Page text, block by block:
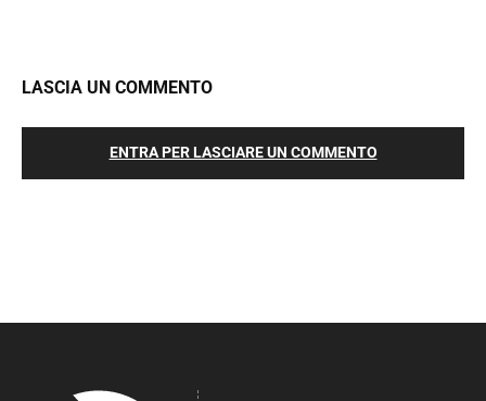
LASCIA UN COMMENTO
ENTRA PER LASCIARE UN COMMENTO